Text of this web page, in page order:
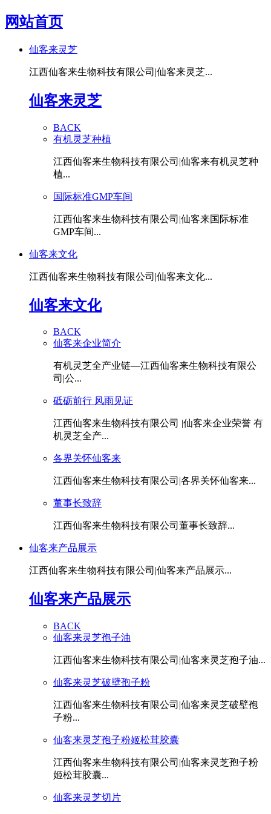
网站首页
仙客来灵芝
江西仙客来生物科技有限公司|仙客来灵芝...
仙客来灵芝
BACK
有机灵芝种植
江西仙客来生物科技有限公司|仙客来有机灵芝种
植...
国际标准GMP车间
江西仙客来生物科技有限公司|仙客来国际标准
GMP车间...
仙客来文化
江西仙客来生物科技有限公司|仙客来文化...
仙客来文化
BACK
仙客来企业简介
有机灵芝全产业链—江西仙客来生物科技有限公
司|公...
砥砺前行 风雨见证
江西仙客来生物科技有限公司 |仙客来企业荣誉 有
机灵芝全产...
各界关怀仙客来
江西仙客来生物科技有限公司|各界关怀仙客来...
董事长致辞
江西仙客来生物科技有限公司董事长致辞...
仙客来产品展示
江西仙客来生物科技有限公司|仙客来产品展示...
仙客来产品展示
BACK
仙客来灵芝孢子油
江西仙客来生物科技有限公司|仙客来灵芝孢子油...
仙客来灵芝破壁孢子粉
江西仙客来生物科技有限公司|仙客来灵芝破壁孢
子粉...
仙客来灵芝孢子粉姬松茸胶囊
江西仙客来生物科技有限公司|仙客来灵芝孢子粉
姬松茸胶囊...
仙客来灵芝切片